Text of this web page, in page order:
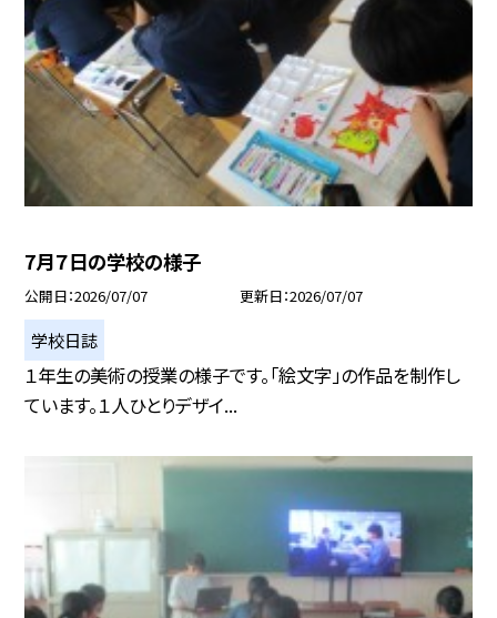
7月７日の学校の様子
公開日 2026/07/07 更新日 2026/07/07
学校日誌
１年生の美術の授業の様子です。「絵文字」の作品を制作し
ています。１人ひとりデザイ...